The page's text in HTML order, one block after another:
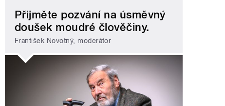
Přijměte pozvání na úsměvný
doušek moudré člověčiny.
František Novotný, moderátor